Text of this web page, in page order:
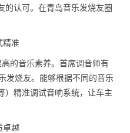
的认可。在青岛音乐发烧友圈
精准
的音乐素养。首席调音师有
发烧友。能够根据不同的音乐
）精准调试音响系统，让车主
卓越